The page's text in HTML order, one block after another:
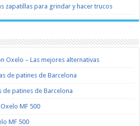
zapatillas para grindar y hacer trucos
Oxelo – Las mejores alternativas
de patines de Barcelona
de patines de Barcelona
MF 500
MF 500